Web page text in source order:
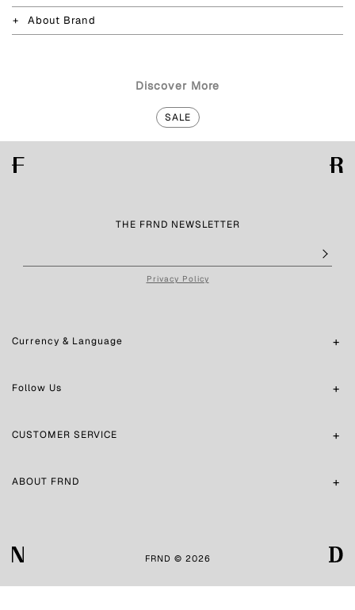
About Brand
Discover More
SALE
THE FRND NEWSLETTER
Privacy Policy
Currency & Language
Follow Us
CUSTOMER SERVICE
ABOUT FRND
FRND © 2026